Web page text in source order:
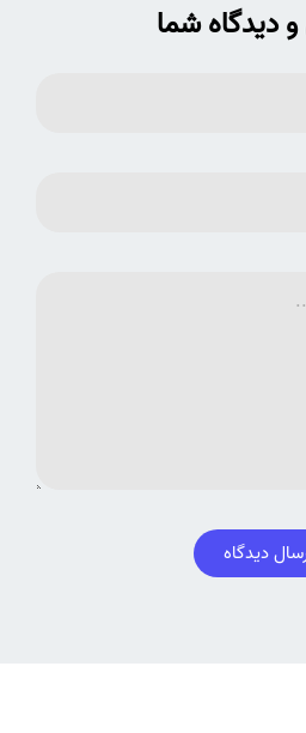
دیدگاه شما
دیدگاه